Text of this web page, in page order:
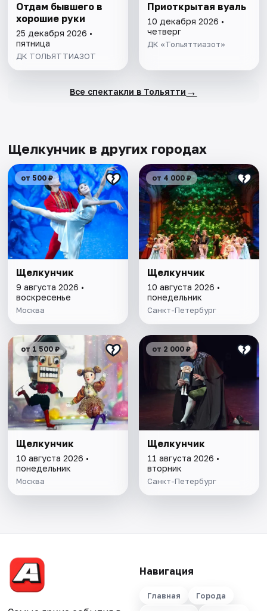
Отдам бывшего в
хорошие руки
25 декабря 2026 •
пятница
ДК ТОЛЬЯТТИАЗОТ
Приоткрытая вуаль
10 декабря 2026 •
четверг
ДК «Тольяттиазот»
Все спектакли в Тольятти →
Щелкунчик в других городах
от 500 ₽
Щелкунчик
9 августа 2026 •
воскресенье
Москва
от 4 000 ₽
Щелкунчик
10 августа 2026 •
понедельник
Санкт-Петербург
от 1 500 ₽
Щелкунчик
10 августа 2026 •
понедельник
Москва
от 2 000 ₽
Щелкунчик
11 августа 2026 •
вторник
Санкт-Петербург
Навигация
Главная
Города